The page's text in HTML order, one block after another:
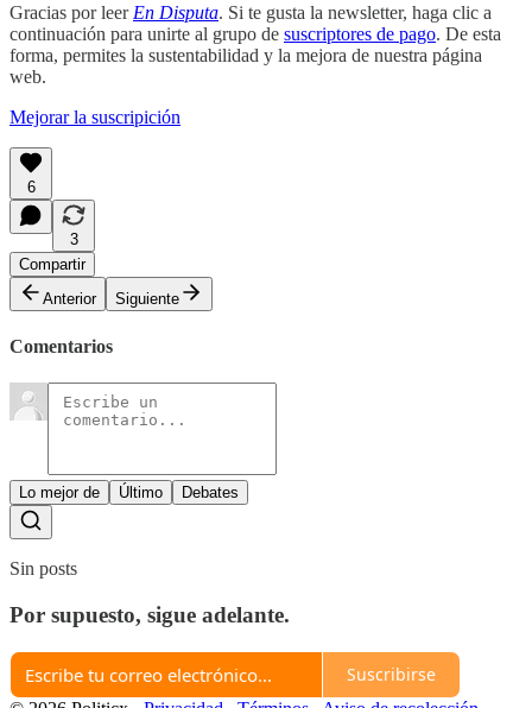
Gracias por leer En Disputa. Si te gusta la newsletter, haga clic a
continuación para unirte al grupo de suscriptores de pago. De esta
forma, permites la sustentabilidad y la mejora de nuestra página
web.
Mejorar la suscripición
6
3
Compartir
Anterior
Siguiente
Comentarios
Lo mejor de Último Debates
Sin posts
Por supuesto, sigue adelante.
Suscribirse